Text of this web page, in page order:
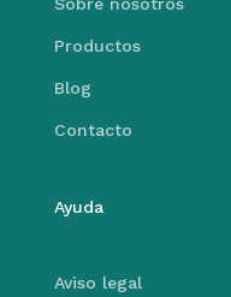
Productos
Blog
Contacto
Ayuda
Aviso legal